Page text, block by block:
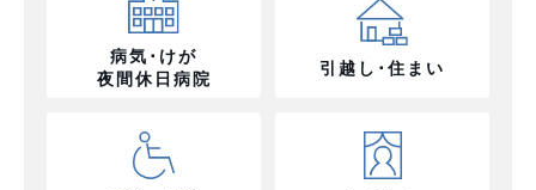
病気･けが
夜間休日病院
引越し･住まい